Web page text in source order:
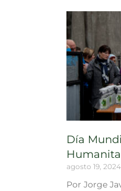
Día
agosto 19, 2024
Por Jorge